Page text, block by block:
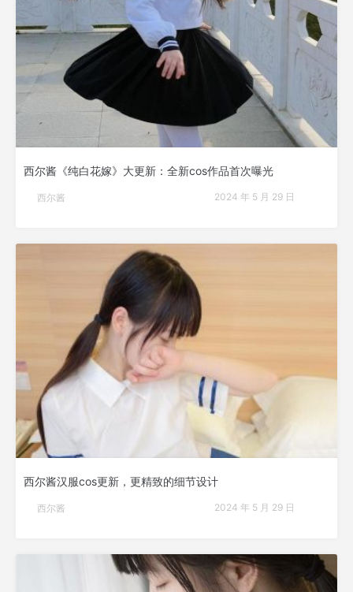
西尔酱《纯白花嫁》大更新：全新cos作品首次曝光
西尔酱 2024 年 5 月 29 日
西尔酱汉服cos更新，更精致的细节设计
西尔酱 2024 年 5 月 29 日